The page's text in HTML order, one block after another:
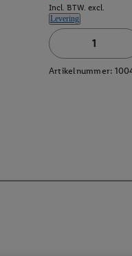
Incl. BTW. excl.
Levering
Artikelnummer: